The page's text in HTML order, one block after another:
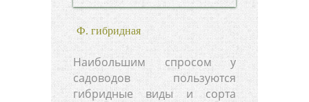
Ф. гибридная
Наибольшим спросом у
садоводов пользуются
гибридные виды и сорта